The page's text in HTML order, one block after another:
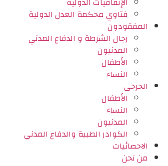
فتاوي محكمة العدل الدولية
المفقودون
رجال الشرطة و الدفاع المدني
المدنيون
الأطفال
النساء
الجرحى
الأطفال
النساء
المدنيون
الكوادر الطبية والدفاع المدني
الاحصائيات
من نحن